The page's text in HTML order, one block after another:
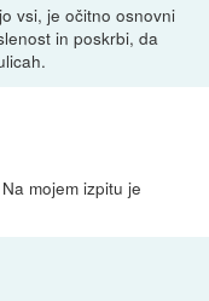
vsi, je očitno osnovni
in poskrbi, da
mojem izpitu je